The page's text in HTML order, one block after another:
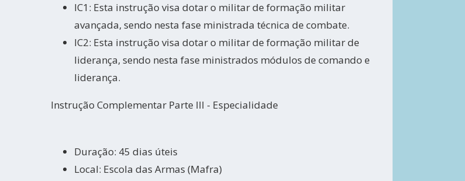
IC1: Esta instrução visa dotar o militar de formação militar
avançada, sendo nesta fase ministrada técnica de combate.
IC2: Esta instrução visa dotar o militar de formação militar de
liderança, sendo nesta fase ministrados módulos de comando e
liderança.
Instrução Complementar Parte III - Especialidade
Duração: 45 dias úteis
Local: Escola das Armas (Mafra)